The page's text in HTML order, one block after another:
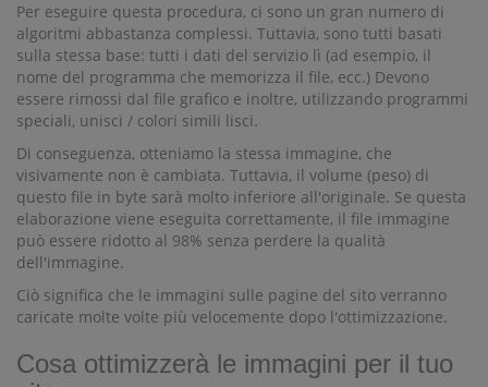
Per eseguire questa procedura, ci sono un gran numero di
algoritmi abbastanza complessi. Tuttavia, sono tutti basati
sulla stessa base: tutti i dati del servizio lì (ad esempio, il
nome del programma che memorizza il file, ecc.) Devono
essere rimossi dal file grafico e inoltre, utilizzando programmi
speciali, unisci / colori simili lisci.
Di conseguenza, otteniamo la stessa immagine, che
visivamente non è cambiata. Tuttavia, il volume (peso) di
questo file in byte sarà molto inferiore all'originale. Se questa
elaborazione viene eseguita correttamente, il file immagine
può essere ridotto al 98% senza perdere la qualità
dell'immagine.
Ciò significa che le immagini sulle pagine del sito verranno
caricate molte volte più velocemente dopo l'ottimizzazione.
Cosa ottimizzerà le immagini per il tuo